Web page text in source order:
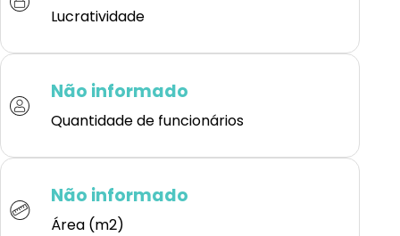
Lucratividade
Não informado
Quantidade de funcionários
Não informado
Área (m2)